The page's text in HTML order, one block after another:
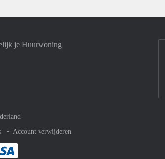
je Huurwoning
Account verwijderen
af met Mastercard
gemakkelijk af met Meastro